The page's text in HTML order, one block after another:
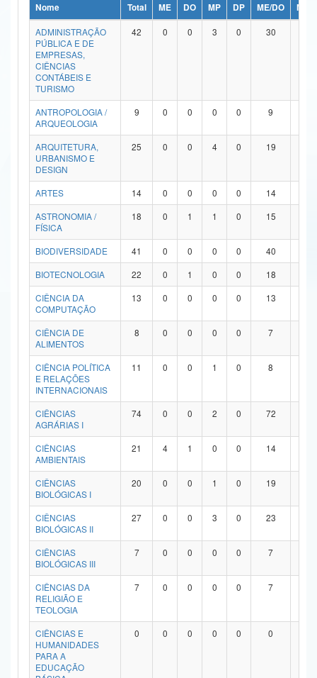
Ministério da Ciência, Tecnologia, Inovações e Comunicações
Ministério do Meio Ambiente
Ministério do Turismo
Ministério do Desenvolvimento Regional
Controladoria-Geral da União
Ministério da Mulher, da Família e dos Direitos Humanos
Secretaria de Governo
Advocacia-Geral da União
Banco Central do Brasil
Nome Total ME DO MP DP ME/DO
MP/
ADMINISTRAÇÃO
PÚBLICA E DE
EMPRESAS,
CIÊNCIAS
CONTÁBEIS E
TURISMO
42 0 0 3 0 30
ANTROPOLOGIA /
ARQUEOLOGIA
9 0 0 0 0 9
ARQUITETURA,
URBANISMO E
DESIGN
25 0 0 4 0 19
ARTES 14 0 0 0 0 14
ASTRONOMIA /
FÍSICA
18 0 1 1 0 15
BIODIVERSIDADE 41 0 0 0 0 40
BIOTECNOLOGIA
22 0 1 0 0 18
CIÊNCIA DA
COMPUTAÇÃO
13 0 0 0 0 13
CIÊNCIA DE
ALIMENTOS
8 0 0 0 0 7
CIÊNCIA POLÍTICA
E RELAÇÕES
INTERNACIONAIS
11 0 0 1 0 8
CIÊNCIAS
AGRÁRIAS I
74 0 0 2 0 72
CIÊNCIAS
AMBIENTAIS
21 4 1 0 0 14
CIÊNCIAS
BIOLÓGICAS I
20 0 0 1 0 19
CIÊNCIAS
BIOLÓGICAS II
27 0 0 3 0 23
CIÊNCIAS
BIOLÓGICAS III
7 0 0 0 0 7
CIÊNCIAS DA
RELIGIÃO E
TEOLOGIA
7 0 0 0 0 7
CIÊNCIAS E
HUMANIDADES
PARA A
EDUCAÇÃO
0 0 0 0 0 0